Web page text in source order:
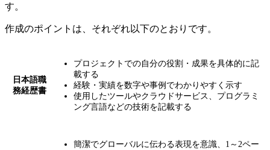
す。
作成のポイントは、それぞれ以下のとおりです。
日本語職
務経歴書
プロジェクトでの自分の役割・成果を具体的に記
載する
経験・実績を数字や事例でわかりやすく示す
使用したツールやクラウドサービス、プログラミ
ング言語などの技術を記載する
簡潔でグローバルに伝わる表現を意識、1～2ペー